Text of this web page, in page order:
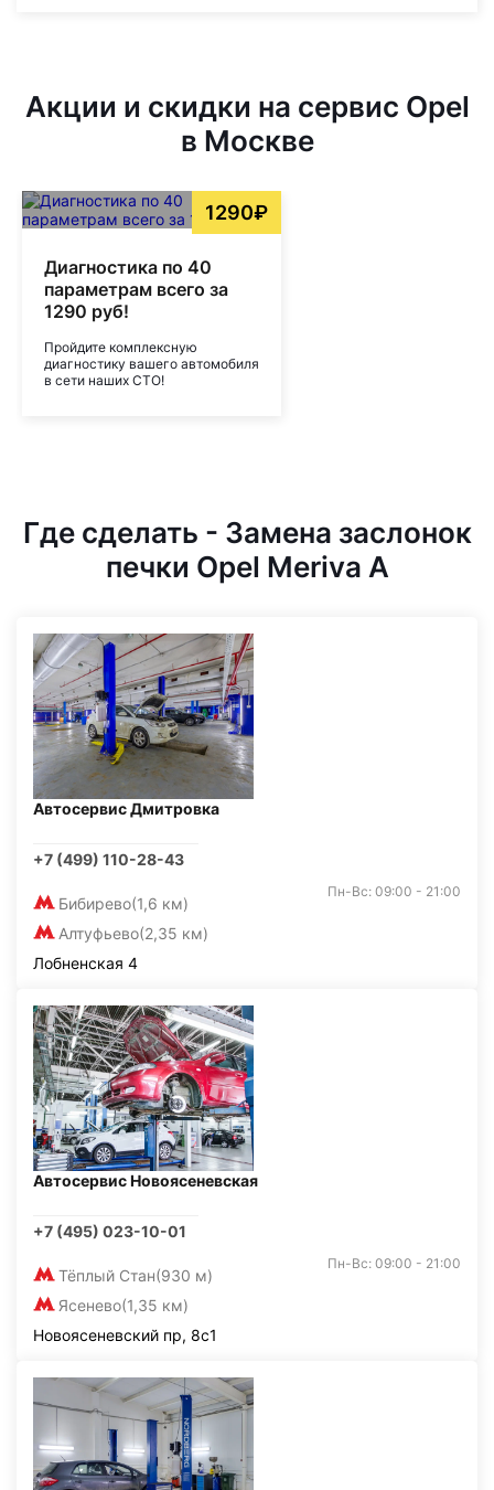
Акции и скидки на сервис Opel
в Москве
1290₽
Диагностика по 40
параметрам всего за
1290 руб!
Пройдите комплексную
диагностику вашего автомобиля
в сети наших СТО!
Где сделать - Замена заслонок
печки Opel Meriva A
Автосервис Дмитровка
+7 (499) 110-28-43
Бибирево(1,6 км)
Алтуфьево(2,35 км)
Пн-Вс: 09:00 - 21:00
Лобненская 4
Автосервис Новоясеневская
+7 (495) 023-10-01
Тёплый Стан(930 м)
Ясенево(1,35 км)
Пн-Вс: 09:00 - 21:00
Новоясеневский пр, 8с1